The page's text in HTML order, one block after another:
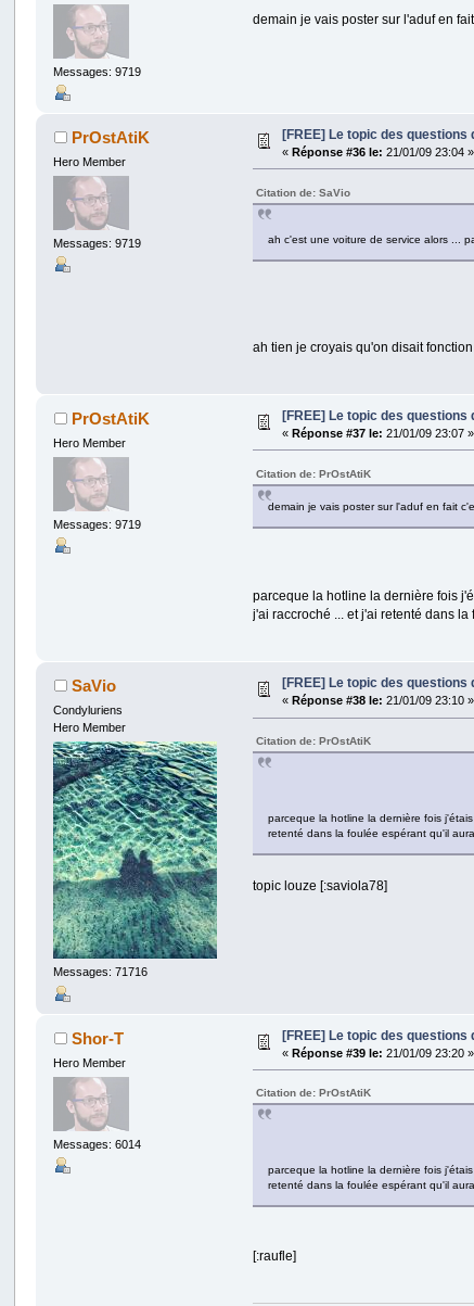
Messages: 9719
demain je vais poster sur l'aduf en
PrOstAtiK
Hero Member
Messages: 9719
[FREE] Le topic des questions
«Réponse #36 le: 21/01/09 23:04 »
Citation de: SaVio
ah c'est une voiture de service alors ...
ah tien je croyais qu'on disait
PrOstAtiK
Hero Member
Messages: 9719
[FREE] Le topic des
«Réponse #37 le: 21/01/09 23:07 »
Citation de: PrOstAtiK
demain je vais poster sur l'aduf en fait
parceque la hotline la dernière fois
j'ai raccroché ... et j'ai retenté dans
SaVio
Condyluriens
Hero Member
Messages: 71716
[FREE] Le topic des
«Réponse #38 le: 21/01/09 23:10 »
Citation de: PrOstAtiK
parceque la hotline la dernière fois
retenté dans la foulée espérant qu'il
topic louze [:saviola78]
Shor-T
Hero Member
Messages: 6014
[FREE] Le topic des questions
«Réponse #39 le: 21/01/09 23:20 »
Citation de: PrOstAtiK
parceque la hotline la dernière fois
retenté dans la foulée espérant qu'il
[:raufle]